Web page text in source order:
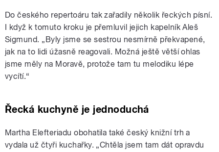
Do českého repertoáru tak zařadily několik řeckých písní.
I když k tomuto kroku je přemluvil jejich kapelník Aleš
Sigmund. „Byly jsme se sestrou nesmírně překvapené,
jak na to lidi úžasně reagovali. Možná ještě větší ohlas
jsme měly na Moravě, protože tam tu melodiku lépe
vycítí.“
Řecká kuchyně je jednoduchá
Martha Elefteriadu obohatila také český knižní trh a
vydala už čtyři kuchařky. „Chtěla jsem tam dát opravdu